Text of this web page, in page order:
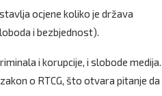
ocjene koliko je država
i bezbjednost).
i korupcije, i slobode medija.
o RTCG, što otvara pitanje da